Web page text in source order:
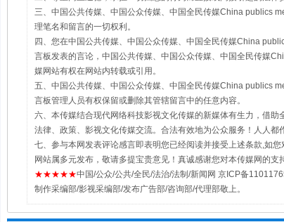
三、中国公共传媒、中国公众传媒、中国全民传媒China publics
理笔名和留言的一切权利。
四、您在中国公共传媒、中国公众传媒、中国全民传媒China
言板发表的言论，中国公共传媒、中国公众传媒、中国全民传媒
媒网站有权在网站内转载或引用。
五、中国公共传媒、中国公众传媒、中国全民传媒China publics
言板管理人员有权保留或删除其管辖留言中的任意内容。
六、本传媒结合现代网络科技影视文化传媒的新媒体有生力，借
法律、政策、影视文化传媒交流。合法有效地为公众服务！人人都
七、参与本网发表评论感言即表明您已经阅读并接受上述条款,如
网站属多元发布，敬请多提宝贵意见！真诚感谢您对本传媒网的
★★★★★中国/公众/公共/全民/法治/法制/新闻网 京ICP备
制作采编部/影视采编部/发布广告部/咨询部/代理部敬上。